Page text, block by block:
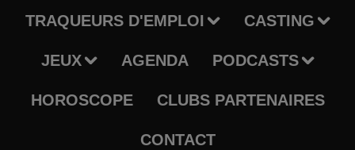
TRAQUEURS D'EMPLOI CASTING
JEUX AGENDA PODCASTS
HOROSCOPE CLUBS PARTENAIRES
CONTACT